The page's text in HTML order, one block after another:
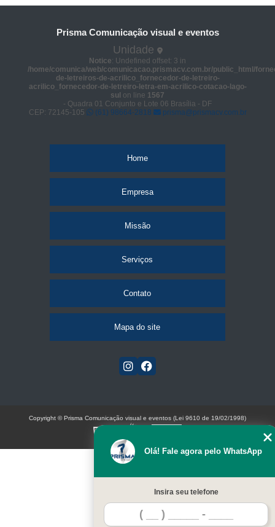
Prisma Comunicação visual e eventos
Unidade
Notice: Undefined offset: 3 in
/home/comunica/web/comunicacao.prismacv.com.br/public_html/
de-letreiros-de-acrilico_fornecedor-de-letreiro-
acrilico_fornecedor-de-letreiro-letra-em-acrilico-cotacao-lago-
sul on line 1567
- Quadra 01 Conjunto e Lote 06 Brasília - DF
CEP: 72145-105
(61) 98664-2818 prisma@prismacv.com.br
Home
Empresa
Missão
Serviços
Contato
Mapa do site
Olá! Fale agora pelo WhatsApp
Insira seu telefone
Copyright © Prisma Comunicação visual e eventos (Lei 9610 de 19/02/1998)